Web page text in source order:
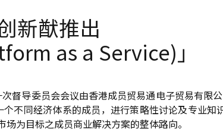
新猷推出
as a Service)」
次督导委员会会议由香港成员贸易通电子贸易有
不同经济体系的成员，进行策略性讨论及专业
为目标之成员商业解决方案的整体路向。